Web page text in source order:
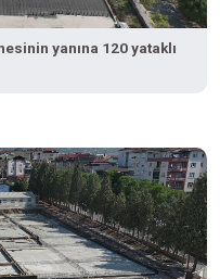
yanına 120 yataklı